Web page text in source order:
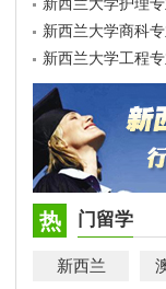
新西兰大学护理
新西兰大学商科
新西兰大学工程
热 门留学
新西兰